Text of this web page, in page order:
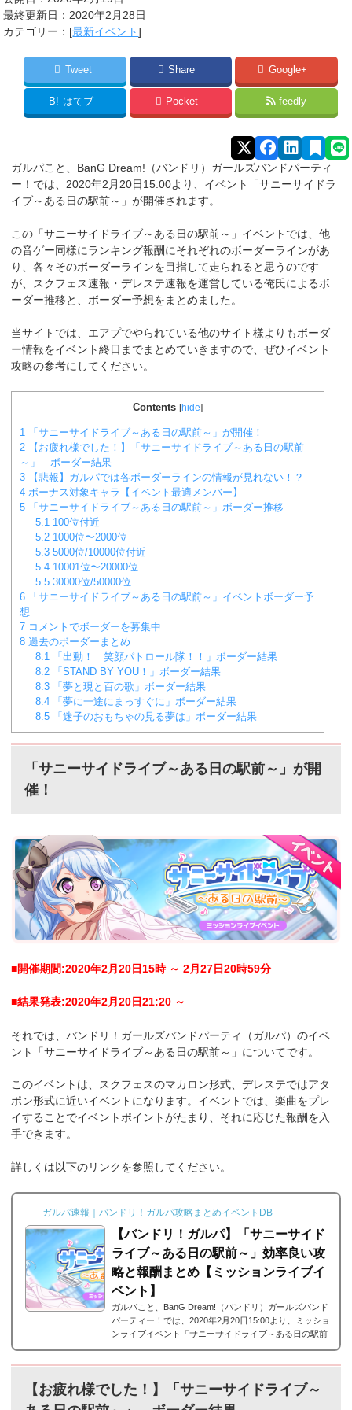
最終更新日：2020年2月28日
カテゴリー：[最新イベント]
Tweet Share Google+
B! はてブ Pocket feedly
ガルパこと、BanG Dream!（バンドリ）ガールズバンドパーティ
ー！では、2020年2月20日15:00より、イベント「サニーサイドラ
イブ～ある日の駅前～」が開催されます。
この「サニーサイドライブ～ある日の駅前～」イベントでは、他
の音ゲー同様にランキング報酬にそれぞれのボーダーラインがあ
り、各々そのボーダーラインを目指して走られると思うのです
が、スクフェス速報・デレステ速報を運営している俺氏によるボ
ーダー推移と、ボーダー予想をまとめました。
当サイトでは、エアプでやられている他のサイト様よりもボーダ
ー情報をイベント終日までまとめていきますので、ぜひイベント
攻略の参考にしてください。
Contents [hide]
1 「サニーサイドライブ～ある日の駅前～」が開催！
2 【お疲れ様でした！】「サニーサイドライブ～ある日の駅前
～」 ボーダー結果
3 【悲報】ガルパでは各ボーダーラインの情報が見れない！？
4 ボーナス対象キャラ【イベント最適メンバー】
5 「サニーサイドライブ～ある日の駅前～」ボーダー推移
5.1 100位付近
5.2 1000位〜2000位
5.3 5000位/10000位付近
5.4 10001位〜20000位
5.5 30000位/50000位
6 「サニーサイドライブ～ある日の駅前～」イベントボーダー予
想
7 コメントでボーダーを募集中
8 過去のボーダーまとめ
8.1 「出動！ 笑顔パトロール隊！！」ボーダー結果
8.2 「STAND BY YOU！」ボーダー結果
8.3 「夢と現と百の歌」ボーダー結果
8.4 「夢に一途にまっすぐに」ボーダー結果
8.5 「迷子のおもちゃの見る夢は」ボーダー結果
「サニーサイドライブ～ある日の駅前～」が開
催！
■開催期間:2020年2月20日15時 ～ 2月27日20時59分
■結果発表:2020年2月20日21:20 ～
それでは、バンドリ！ガールズバンドパーティ（ガルパ）のイベ
ント「サニーサイドライブ～ある日の駅前～」についてです。
このイベントは、スクフェスのマカロン形式、デレステではアタ
ポン形式に近いイベントになります。イベントでは、楽曲をプレ
イすることでイベントポイントがたまり、それに応じた報酬を入
手できます。
詳しくは以下のリンクを参照してください。
ガルパ速報｜バンドリ！ガルパ攻略まとめイベントDB
【バンドリ！ガルパ】「サニーサイド
ライブ～ある日の駅前～」効率良い攻
略と報酬まとめ【ミッションライブイ
ベント】
ガルパこと、BanG Dream!（バンドリ）ガールズバンド
パーティー！では、2020年2月20日15:00より、ミッショ
ンライブイベント「サニーサイドライブ～ある日の駅前
～」が開催されます。ガルパにおいて、ミッションライ
なお、ボーダー情報はこちら！「サニーサイドライブ～
ある日の駅前～」詳細■開催期間:2020年2月20日15時 ～
【お疲れ様でした！】「サニーサイドライブ～